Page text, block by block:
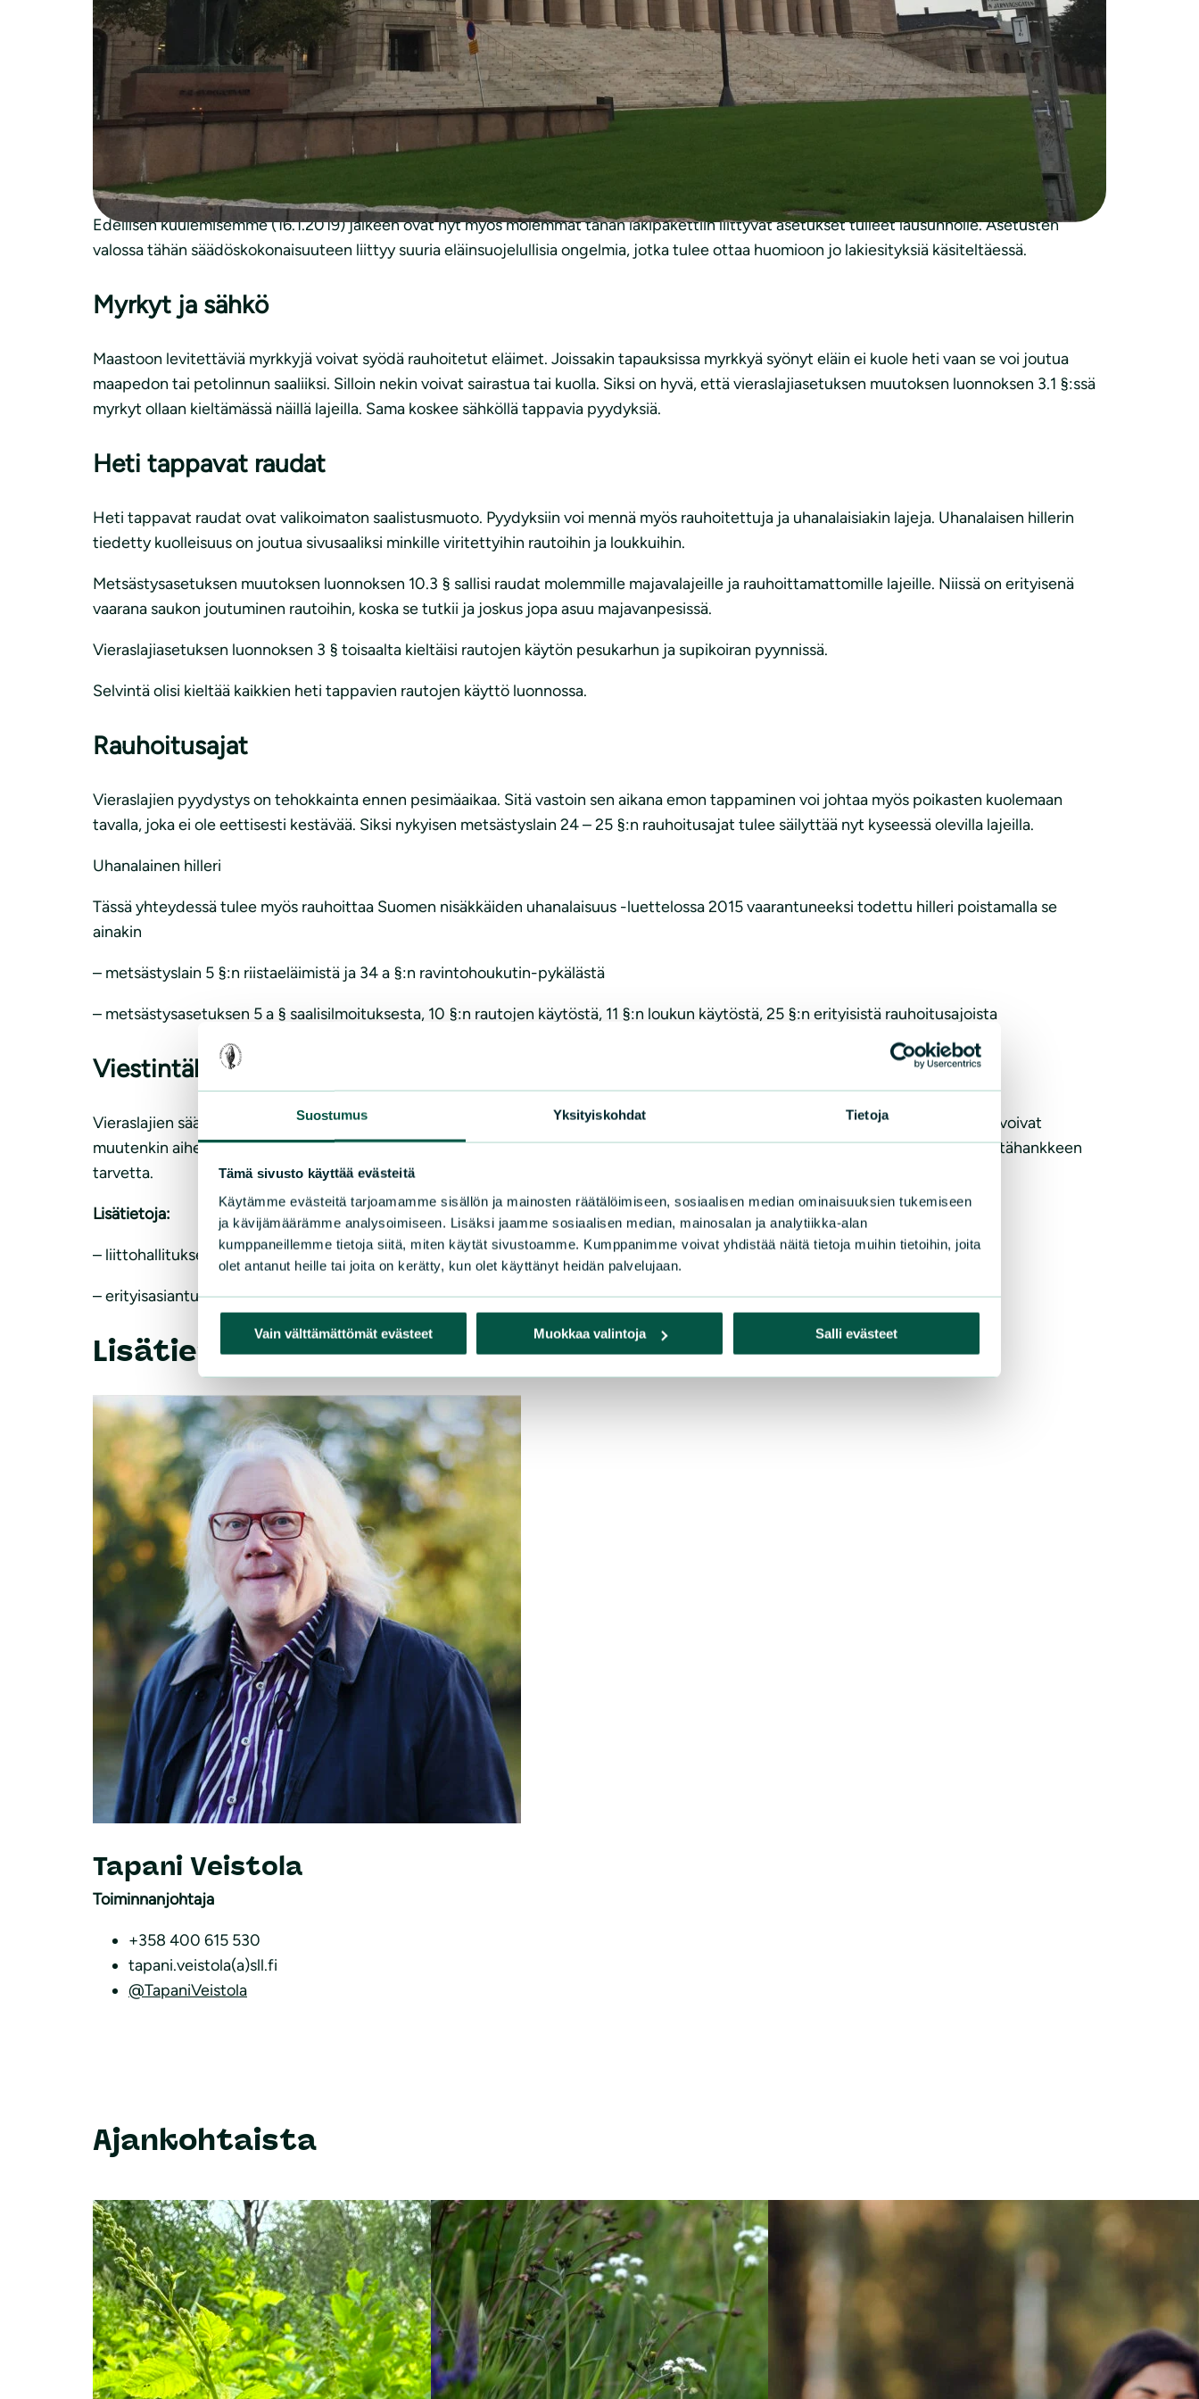
Suostumus Yksityiskohdat Tietoja
Tämä sivusto käyttää evästeitä
Käytämme evästeitä tarjoamamme sisällön ja mainosten räätälöimiseen, sosiaalisen median ominaisuuksien tukemiseen
ja kävijämäärämme analysoimiseen. Lisäksi jaamme sosiaalisen median, mainosalan ja analytiikka-alan
kumppaneillemme tietoja siitä, miten käytät sivustoamme. Kumppanimme voivat yhdistää näitä tietoja muihin tietoihin, joita
olet antanut heille tai joita on kerätty, kun olet käyttänyt heidän palvelujaan.
Vain välttämättömät evästeet Muokkaa valintoja Salli evästeet
HE 286/2018 vp.
FM Riku Lumiaro
Suomen luonnonsuojeluliitto
Hallituksen esitys vieraslaji- ja metsästyslakien muutoksista
Edellisen kuulemisemme (16.1.2019) jälkeen ovat nyt myös molemmat tähän lakipakettiin liittyvät asetukset tulleet lausunnolle. Asetusten
valossa tähän säädöskokonaisuuteen liittyy suuria eläinsuojelullisia ongelmia, jotka tulee ottaa huomioon jo lakiesityksiä käsiteltäessä.
Myrkyt ja sähkö
Maastoon levitettäviä myrkkyjä voivat syödä rauhoitetut eläimet. Joissakin tapauksissa myrkkyä syönyt eläin ei kuole heti vaan se voi joutua
maapedon tai petolinnun saaliiksi. Silloin nekin voivat sairastua tai kuolla. Siksi on hyvä, että vieraslajiasetuksen muutoksen luonnoksen 3.1 §:ssä
myrkyt ollaan kieltämässä näillä lajeilla. Sama koskee sähköllä tappavia pyydyksiä.
Heti tappavat raudat
Heti tappavat raudat ovat valikoimaton saalistusmuoto. Pyydyksiin voi mennä myös rauhoitettuja ja uhanalaisiakin lajeja. Uhanalaisen hillerin
tiedetty kuolleisuus on joutua sivusaaliksi minkille viritettyihin rautoihin ja loukkuihin.
Metsästysasetuksen muutoksen luonnoksen 10.3 § sallisi raudat molemmille majavalajeille ja rauhoittamattomille lajeille. Niissä on erityisenä
vaarana saukon joutuminen rautoihin, koska se tutkii ja joskus jopa asuu majavanpesissä.
Vieraslajiasetuksen luonnoksen 3 § toisaalta kieltäisi rautojen käytön pesukarhun ja supikoiran pyynnissä.
Selvintä olisi kieltää kaikkien heti tappavien rautojen käyttö luonnossa.
Rauhoitusajat
Vieraslajien pyydystys on tehokkainta ennen pesimäaikaa. Sitä vastoin sen aikana emon tappaminen voi johtaa myös poikasten kuolemaan
tavalla, joka ei ole eettisesti kestävää. Siksi nykyisen metsästyslain 24 – 25 §:n rauhoitusajat tulee säilyttää nyt kyseessä olevilla lajeilla.
Uhanalainen hilleri
Tässä yhteydessä tulee myös rauhoittaa Suomen nisäkkäiden uhanalaisuus -luettelossa 2015 vaarantuneeksi todettu hilleri poistamalla se
ainakin
– metsästyslain 5 §:n riistaeläimistä ja 34 a §:n ravintohoukutin-pykälästä
– metsästysasetuksen 5 a § saalisilmoituksesta, 10 §:n rautojen käytöstä, 11 §:n loukun käytöstä, 25 §:n erityisistä rauhoitusajoista
Viestintähaaste
Vieraslajien säädösmuutokset muodostavat harvinaisen sekavan lakien ja asetusten keskinäisten viittausten viidakon. Muutokset voivat
muutenkin aiheuttaa yleisössä epätietoisuutta siitä, kuka saa tappaa mitäkin lajia missä ja millä keinoilla. Tämä lisää erillisen viestintähankkeen
tarvetta.
Lisätietoja:
– liittohallituksen jäsen, suurpetoasiantuntija FM Riku Lumiaro, puhelin 050 5859 857
– erityisasiantuntija Tapani Veistola, puhelin 0400 615 530
Lisätietoja
Toiminnanjohtaja
Tapani Veistola
+358 400 615 530
tapani.veistola(a)sll.fi
@TapaniVeistola
Ajankohtaista